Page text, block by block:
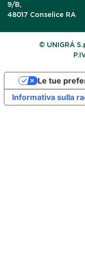
9/B,
48017 Conselice RA
© UNIGRÁ
Informativa sulla
Le tue